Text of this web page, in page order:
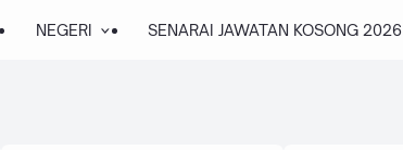
NEGERI SENARAI JAWATAN KOSONG 2026